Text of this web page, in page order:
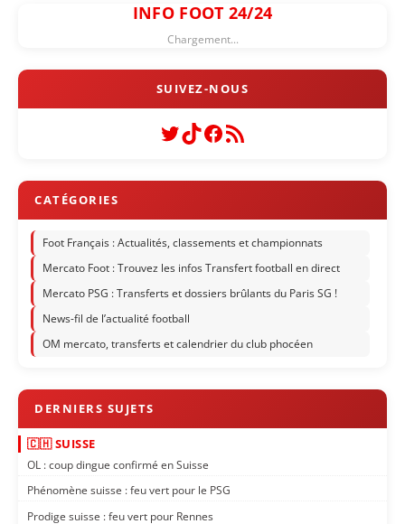
INFO FOOT 24/24
Chargement...
Twitter
TikTok
Facebook
Flux RSS
Foot Français : Actualités, classements et championnats
Mercato Foot : Trouvez les infos Transfert football en direct
Mercato PSG : Transferts et dossiers brûlants du Paris SG !
News-fil de l’actualité football
OM mercato, transferts et calendrier du club phocéen
🇨🇭 SUISSE
OL : coup dingue confirmé en Suisse
Phénomène suisse : feu vert pour le PSG
Prodige suisse : feu vert pour Rennes